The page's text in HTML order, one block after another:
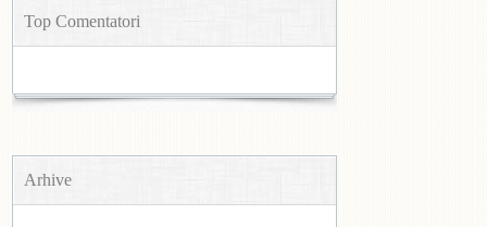
Top Comentatori
Arhive